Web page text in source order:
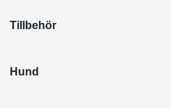
Tillbehör
Hund